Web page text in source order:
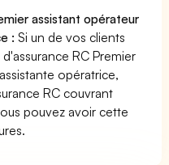
assistant opérateur
: Si un de vos clients
RC Premier
opératrice,
RC couvrant
pouvez avoir cette